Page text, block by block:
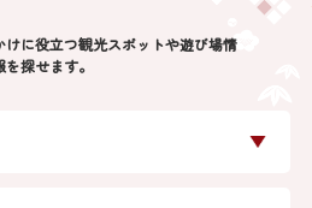
に役立つ観光スポットや遊び場情
を探せます。